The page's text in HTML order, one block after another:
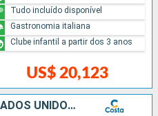
US$ 20,123
Tudo incluído disponível
Gastronomia italiana
Clube infantil a partir dos 3 anos
ESPANHA, PORTUGAL, ESTADOS UNIDOS, BAHAMAS, PANAMÁ, COSTA RICA, GUATEMALA, MÉXICO, FRANCIA, FIDJI (ILHAS), NOVA CALEDÔNIA, AUSTRÁLIA, PAPUA NOVA GUINÉ, JAPÃO, TAIWAN, CHINA, VITENÃ, TAILÃNDIA, SINGAPU